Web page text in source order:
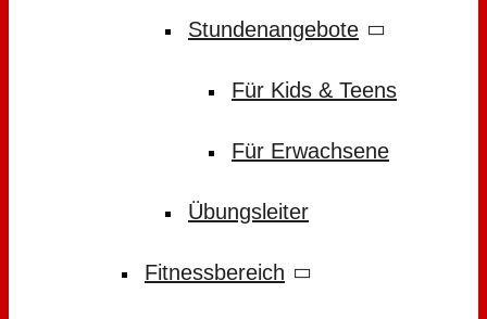
Stundenangebote
Für Kids & Teens
Für Erwachsene
Übungsleiter
Fitnessbereich